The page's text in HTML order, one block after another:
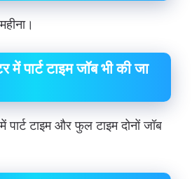
पार्ट टाइम जॉब भी की जा
टाइम और फुल टाइम दोनों जॉब